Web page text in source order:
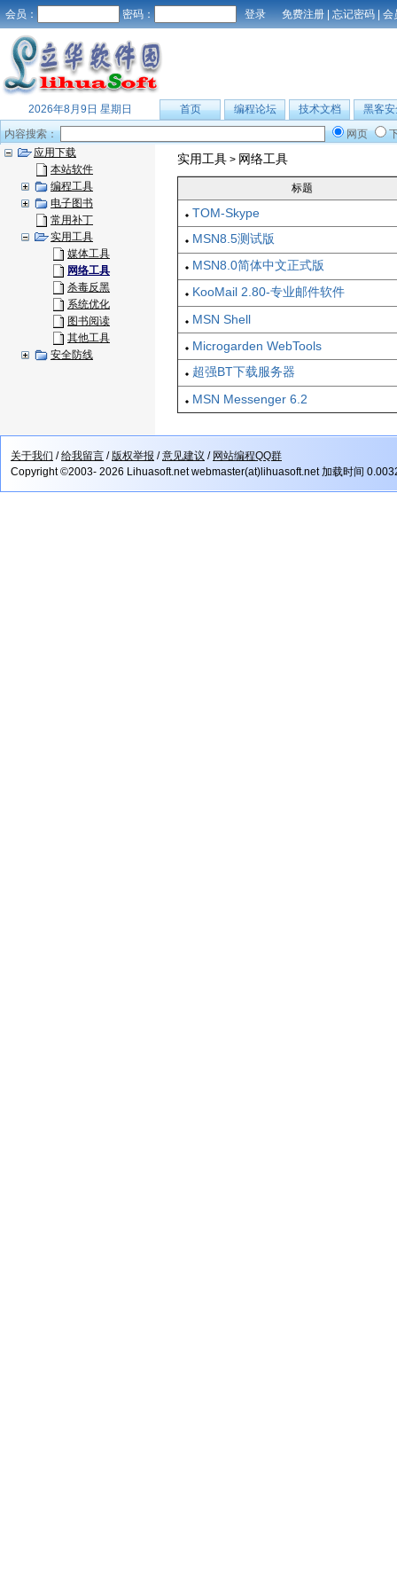
会员： 密码： 免费注册 | 忘记密码 | 会
2026年8月9日 星期日 首页 编程论坛 技术文档
黑客安
内容搜索：
网页
应用下载
本站软件
编程工具
电子图书
常用补丁
实用工具
媒体工具
网络工具
杀毒反黑
系统优化
图书阅读
其他工具
安全防线
实用工具 > 网络工具
标题
TOM-Skype
MSN8.5测试版
MSN8.0简体中文正式版
KooMail 2.80-专业邮件软件
MSN Shell
Microgarden WebTools
超强BT下载服务器
MSN Messenger 6.2
关于我们 /给我留言 /版权举报 /意见建议 / 网站编程QQ群
Copyright ©2003- 2026 Lihuasoft.net webmaster(at)lihuasoft.net 加载时间